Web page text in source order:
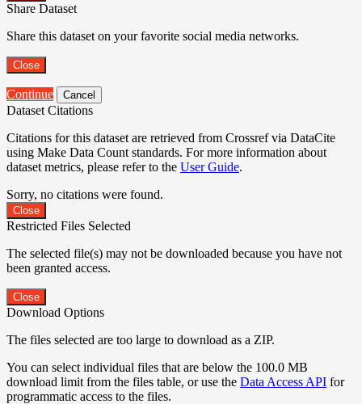
Share Dataset
Share this dataset on your favorite social media networks.
Close
Continue Cancel
Dataset Citations
Citations for this dataset are retrieved from Crossref via DataCite
using Make Data Count standards. For more information about
dataset metrics, please refer to the User Guide.
Sorry, no citations were found.
Close
Restricted Files Selected
The selected file(s) may not be downloaded because you have not
been granted access.
Close
Download Options
The files selected are too large to download as a ZIP.
You can select individual files that are below the 100.0 MB
download limit from the files table, or use the Data Access API for
programmatic access to the files.